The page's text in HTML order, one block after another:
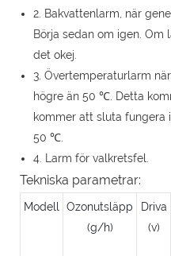
2. Bakvattenlarm, när
Börja sedan om igen.
det okej.
3. Övertemperaturlarm
högre än 50 ℃. Detta
kommer att sluta fungera
50 ℃.
4. Larm för valkretsfel.
Tekniska parametrar:
Modell
Ozonutsläpp
(g/h)
Driva
(v)